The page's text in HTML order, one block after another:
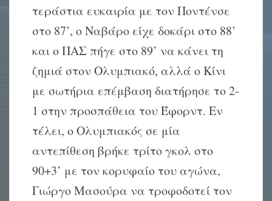
τεράστια ευκαιρία με τον Ποντένσε
στο 87’, ο Ναβάρο είχε δοκάρι στο 88’
και ο ΠΑΣ πήγε στο 89’ να κάνει τη
ζημιά στον Ολυμπιακό, αλλά ο Κίνι
με σωτήρια επέμβαση διατήρησε το 2-
1 στην προσπάθεια του Έφορντ. Εν
τέλει, ο Ολυμπιακός σε μία
αντεπίθεση βρήκε τρίτο γκολ στο
90+3’ με τον κορυφαίο του αγώνα,
Γιώργο Μασούρα να τροφοδοτεί τον